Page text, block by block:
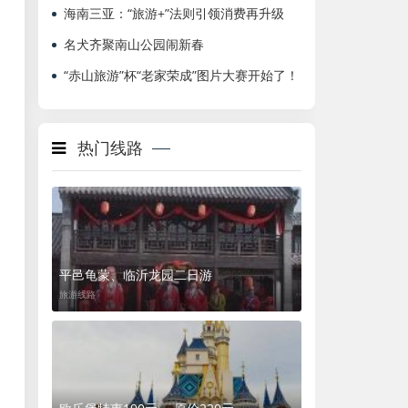
海南三亚：“旅游+”法则引领消费再升级
名犬齐聚南山公园闹新春
“赤山旅游”杯“老家荣成”图片大赛开始了！
热门线路
平邑龟蒙、临沂龙园二日游
旅游线路